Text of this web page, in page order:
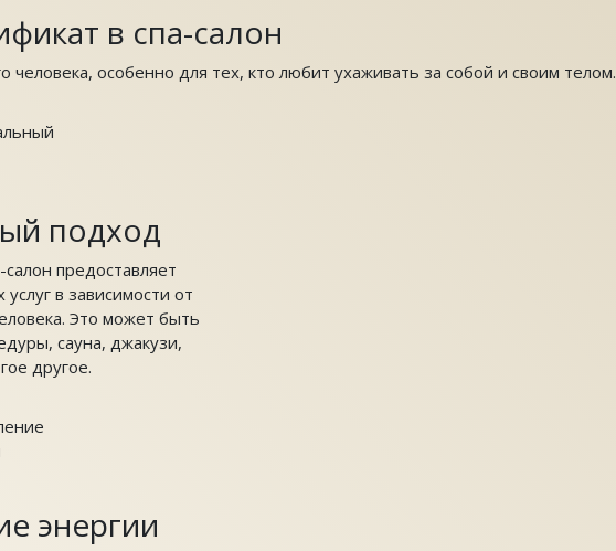
в спа-салон
человека, особенно для тех, кто любит ухаживать за собой и своим телом.
подход
предоставляет
в зависимости от
Это может быть
сауна, джакузи,
другое.
энергии